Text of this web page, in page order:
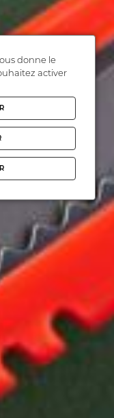
donne le
activer